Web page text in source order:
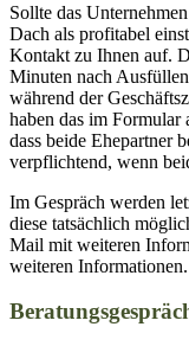
Sollte das
Dach als profitabel
Kontakt zu Ihnen auf.
Minuten nach
während der
haben das im Formular
dass beide Ehepartner
verpflichtend, wenn
Im Gespräch werden
diese tatsächlich
Mail mit weiteren
weiteren Informationen.